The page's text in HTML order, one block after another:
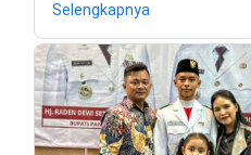
Selengkapnya